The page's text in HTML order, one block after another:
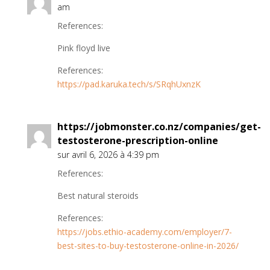
am
References:
Pink floyd live
References:
https://pad.karuka.tech/s/SRqhUxnzK
https://jobmonster.co.nz/companies/get-
testosterone-prescription-online
sur avril 6, 2026 à 4:39 pm
References:
Best natural steroids
References:
https://jobs.ethio-academy.com/employer/7-
best-sites-to-buy-testosterone-online-in-2026/